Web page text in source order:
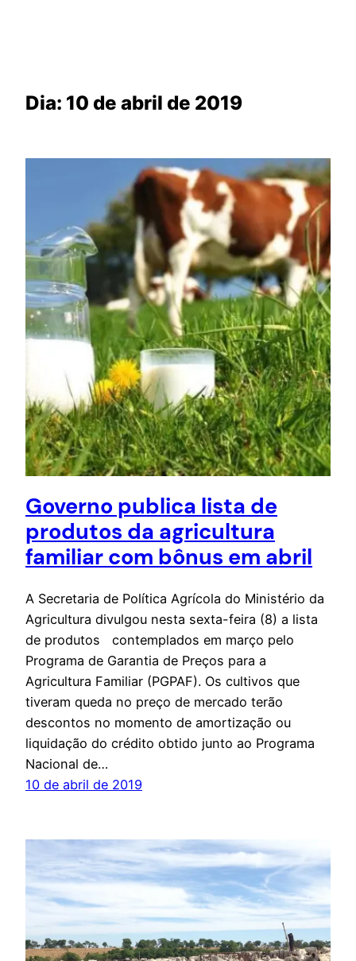
Dia: 10 de abril de 2019
Governo publica lista de
produtos da agricultura
familiar com bônus em abril
A Secretaria de Política Agrícola do Ministério da
Agricultura divulgou nesta sexta-feira (8) a lista
de produtos contemplados em março pelo
Programa de Garantia de Preços para a
Agricultura Familiar (PGPAF). Os cultivos que
tiveram queda no preço de mercado terão
descontos no momento de amortização ou
liquidação do crédito obtido junto ao Programa
Nacional de…
10 de abril de 2019